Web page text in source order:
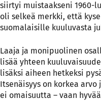
siirtyi muistaakseni 1960-
oli selkeä merkki, että
suomalaisille kuuluvasta
Laaja ja monipuolinen
lisää yhteen
lisäksi aiheen hetkeksi
Itsenäisyys on korkea
ei omaisuutta – vaan